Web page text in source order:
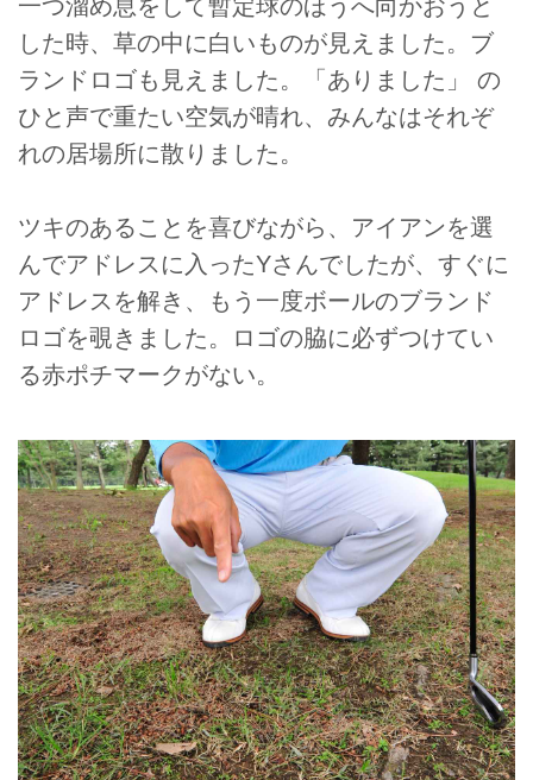
一つ溜め息をして暫定球のほうへ向かおうと
した時、草の中に白いものが見えました。ブ
ランドロゴも見えました。「ありました」 の
ひと声で重たい空気が晴れ、みんなはそれぞ
れの居場所に散りました。
ツキのあることを喜びながら、アイアンを選
んでアドレスに入ったYさんでしたが、すぐに
アドレスを解き、もう一度ボールのブランド
ロゴを覗きました。ロゴの脇に必ずつけてい
る赤ポチマークがない。